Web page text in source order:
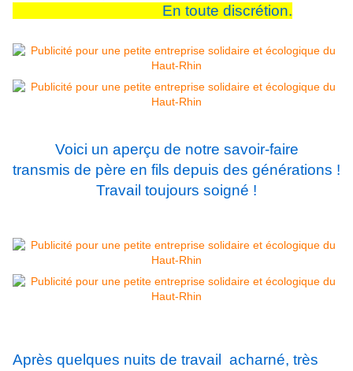
En toute discrétion.
Voici un aperçu de notre savoir-faire
transmis de père en fils depuis des générations !
Travail toujours soigné !
Après quelques nuits de travail acharné, très